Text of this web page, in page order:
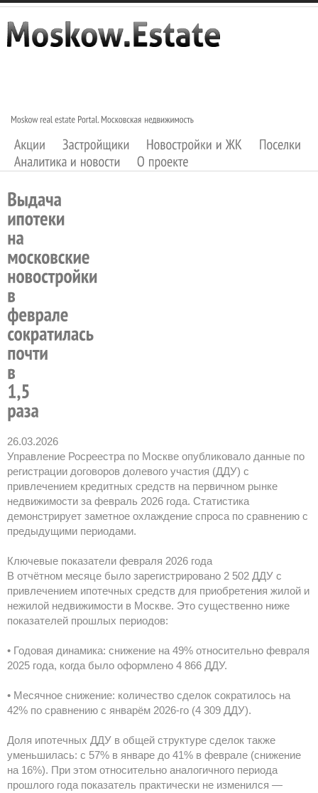
26.03.2026
Управление Росреестра по Москве опубликовало данные по
регистрации договоров долевого участия (ДДУ) с
привлечением кредитных средств на первичном рынке
недвижимости за февраль 2026 года. Статистика
демонстрирует заметное охлаждение спроса по сравнению с
предыдущими периодами.
Ключевые показатели февраля 2026 года
В отчётном месяце было зарегистрировано 2 502 ДДУ с
привлечением ипотечных средств для приобретения жилой и
нежилой недвижимости в Москве. Это существенно ниже
показателей прошлых периодов:
• Годовая динамика: снижение на 49% относительно февраля
2025 года, когда было оформлено 4 866 ДДУ.
• Месячное снижение: количество сделок сократилось на
42% по сравнению с январём 2026-го (4 309 ДДУ).
Доля ипотечных ДДУ в общей структуре сделок также
уменьшилась: с 57% в январе до 41% в феврале (снижение
на 16%). При этом относительно аналогичного периода
прошлого года показатель практически не изменился —